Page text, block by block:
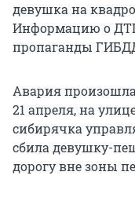
девушка на
Информацию о
пропаганды
Авария произошла
21 апреля, на
сибирячка
сбила девушку-
дорогу вне зоны